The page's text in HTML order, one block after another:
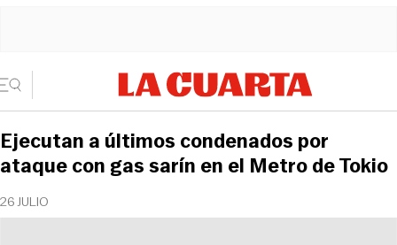
26 JULIO
Ejecutan a últimos condenados por
ataque con gas sarín en el Metro de Tokio